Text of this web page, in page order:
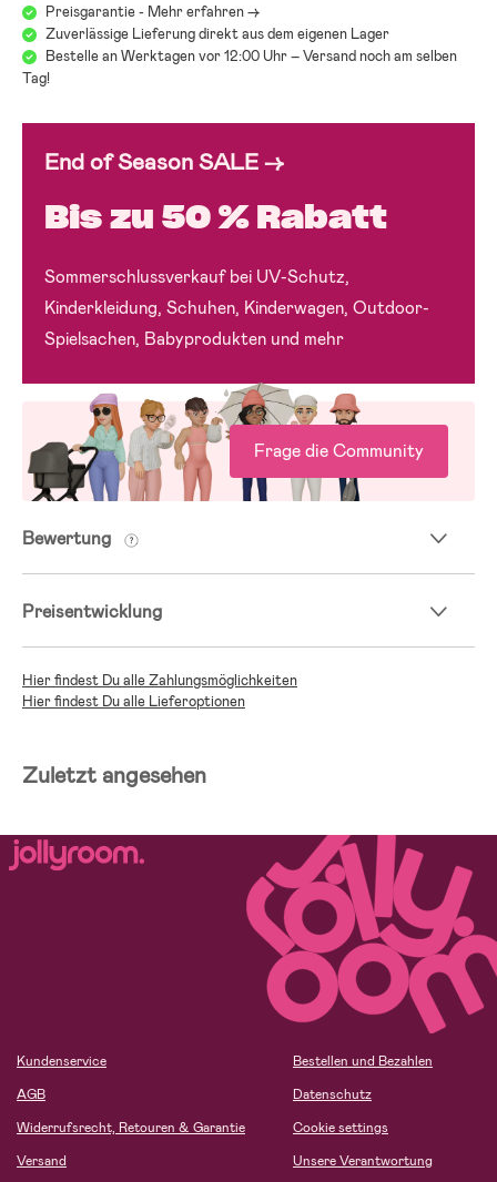
Preisgarantie - Mehr erfahren ->
Zuverlässige Lieferung direkt aus dem eigenen Lager
Bestelle an Werktagen vor 12:00 Uhr – Versand noch am selben
Tag!
End of Season SALE →
Bis zu 50 % Rabatt
Sommerschlussverkauf bei UV-Schutz,
Kinderkleidung, Schuhen, Kinderwagen, Outdoor-
Spielsachen, Babyprodukten und mehr
Frage die Community
Bewertung
Preisentwicklung
Hier findest Du alle Zahlungsmöglichkeiten
Hier findest Du alle Lieferoptionen
Zuletzt angesehen
Kundenservice
AGB
Widerrufsrecht, Retouren & Garantie
Versand
Bestellen und Bezahlen
Datenschutz
Cookie settings
Unsere Verantwortung